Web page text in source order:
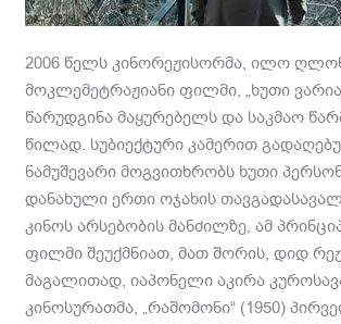
2006 წელს კინორეჟისორმა, ილო
მოკლემეტრაჟიანი ფილმი, „ხუთი
წარუდგინა მაყურებელს და საკმაო
წილად. სუბიექტური კამერით
ნამუშევარი მოგვითხრობს ხუთი
დანახული ერთი ოჯახის
კინოს არსებობის მანძილზე, ამ
ფილმი შეუქმნიათ, მათ შორის, დიდ
მაგალითად, იაპონელი აკირა
კინოსურათმა, „რაშომონი“ (1950)